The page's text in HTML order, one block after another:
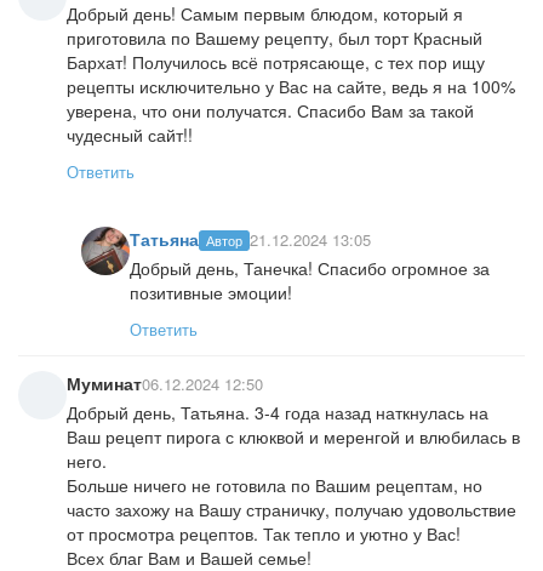
Добрый день! Самым первым блюдом, который я
приготовила по Вашему рецепту, был торт Красный
Бархат! Получилось всё потрясающе, с тех пор ищу
рецепты исключительно у Вас на сайте, ведь я на 100%
уверена, что они получатся. Спасибо Вам за такой
чудесный сайт!!
Ответить
Татьяна Автор 21.12.2024 13:05
Добрый день, Танечка! Спасибо огромное за
позитивные эмоции!
Ответить
Муминат06.12.2024 12:50
Добрый день, Татьяна. 3-4 года назад наткнулась на
Ваш рецепт пирога с клюквой и меренгой и влюбилась в
него.
Больше ничего не готовила по Вашим рецептам, но
часто захожу на Вашу страничку, получаю удовольствие
от просмотра рецептов. Так тепло и уютно у Вас!
Всех благ Вам и Вашей семье!